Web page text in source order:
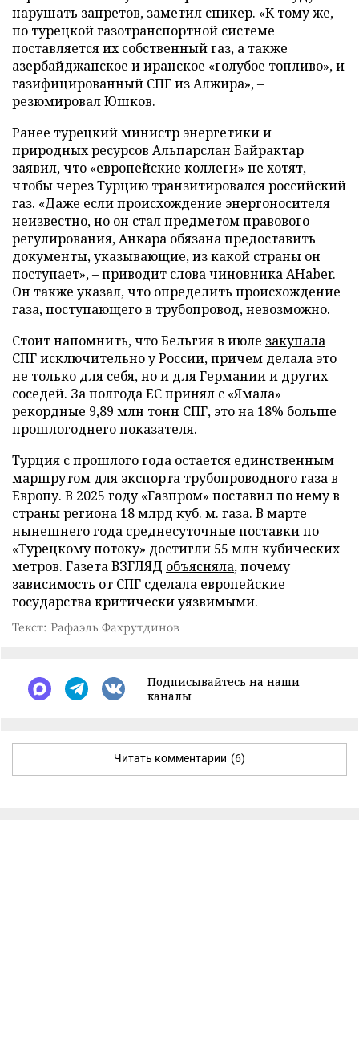
нарушать запретов, заметил спикер. «К тому же,
по турецкой газотранспортной системе
поставляется их собственный газ, а также
азербайджанское и иранское «голубое топливо», и
газифицированный СПГ из Алжира», –
резюмировал Юшков.
Ранее турецкий министр энергетики и
природных ресурсов Альпарслан Байрактар
заявил, что «европейские коллеги» не хотят,
чтобы через Турцию транзитировался российский
газ. «Даже если происхождение энергоносителя
неизвестно, но он стал предметом правового
регулирования, Анкара обязана предоставить
документы, указывающие, из какой страны он
поступает», – приводит слова чиновникаAHaber.
Он также указал, что определить происхождение
газа, поступающего в трубопровод, невозможно.
Стоит напомнить, что Бельгия в июле закупала
СПГ исключительно у России, причем делала это
не только для себя, но и для Германии и других
соседей. За полгода ЕС принял с «Ямала»
рекордные 9,89 млн тонн СПГ, это на 18% больше
прошлогоднего показателя.
Турция с прошлого года остается единственным
маршрутом для экспорта трубопроводного газа в
Европу. В 2025 году «Газпром» поставил по нему в
страны региона 18 млрд куб. м. газа. В марте
нынешнего года среднесуточные поставки по
«Турецкому потоку» достигли 55 млн кубических
метров. Газета ВЗГЛЯД объясняла, почему
зависимость от СПГ сделала европейские
государства критически уязвимыми.
Текст: Рафаэль Фахрутдинов
Подписывайтесь на наши
каналы
Читать комментарии (6)